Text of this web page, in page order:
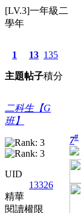
[LV.3]一年級二
學年
1
主題
13
帖子
135
積分
二科生【G
班】
UID
13326
精華
閱讀權限
7#